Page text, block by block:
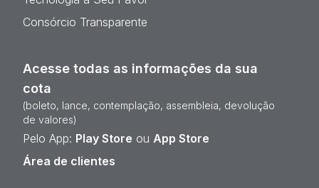
Consórcio Transparente
Acesse todas as informações da sua
cota
(boleto, lance, contemplação, assembleia, devolução
de valores)
Pelo App: Play Store ou App Store
Área de clientes